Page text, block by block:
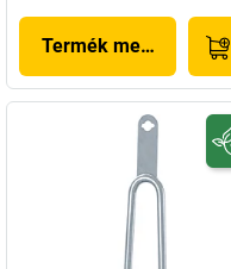
Termék megjelenítése